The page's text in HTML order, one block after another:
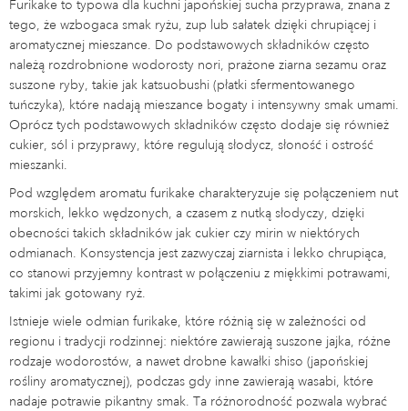
Furikake to typowa dla kuchni japońskiej sucha przyprawa, znana z
tego, że wzbogaca smak ryżu, zup lub sałatek dzięki chrupiącej i
aromatycznej mieszance. Do podstawowych składników często
należą rozdrobnione wodorosty nori, prażone ziarna sezamu oraz
suszone ryby, takie jak katsuobushi (płatki sfermentowanego
tuńczyka), które nadają mieszance bogaty i intensywny smak umami.
Oprócz tych podstawowych składników często dodaje się również
cukier, sól i przyprawy, które regulują słodycz, słoność i ostrość
mieszanki.
Pod względem aromatu furikake charakteryzuje się połączeniem nut
morskich, lekko wędzonych, a czasem z nutką słodyczy, dzięki
obecności takich składników jak cukier czy mirin w niektórych
odmianach. Konsystencja jest zazwyczaj ziarnista i lekko chrupiąca,
co stanowi przyjemny kontrast w połączeniu z miękkimi potrawami,
takimi jak gotowany ryż.
Istnieje wiele odmian furikake, które różnią się w zależności od
regionu i tradycji rodzinnej: niektóre zawierają suszone jajka, różne
rodzaje wodorostów, a nawet drobne kawałki shiso (japońskiej
rośliny aromatycznej), podczas gdy inne zawierają wasabi, które
nadaje potrawie pikantny smak. Ta różnorodność pozwala wybrać